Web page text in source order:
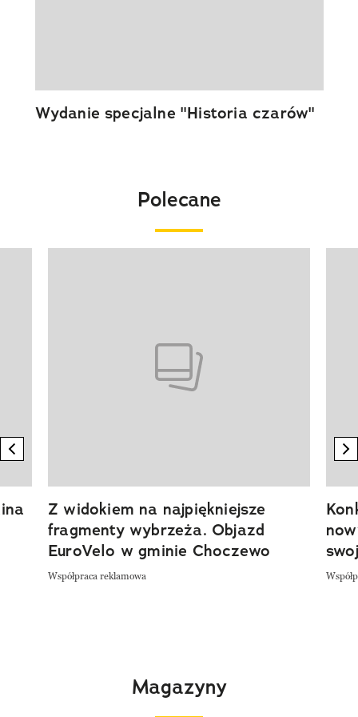
Wydanie specjalne "Historia czarów"
Polecane
previous element
Z widokiem na najpiękniejsze
fragmenty wybrzeża. Objazd
EuroVelo w gminie Choczewo
Współpraca reklamowa
Magazyny